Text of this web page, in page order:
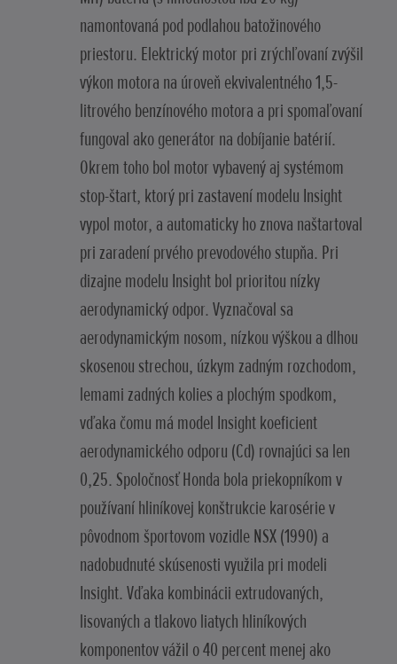
namontovaná pod podlahou batožinového
priestoru. Elektrický motor pri zrýchľovaní zvýšil
výkon motora na úroveň ekvivalentného 1,5-
litrového benzínového motora a pri spomaľovaní
fungoval ako generátor na dobíjanie batérií.
Okrem toho bol motor vybavený aj systémom
stop-štart, ktorý pri zastavení modelu Insight
vypol motor, a automaticky ho znova naštartoval
pri zaradení prvého prevodového stupňa. Pri
dizajne modelu Insight bol prioritou nízky
aerodynamický odpor. Vyznačoval sa
aerodynamickým nosom, nízkou výškou a dlhou
skosenou strechou, úzkym zadným rozchodom,
lemami zadných kolies a plochým spodkom,
vďaka čomu má model Insight koeficient
aerodynamického odporu (Cd) rovnajúci sa len
0,25. Spoločnosť Honda bola priekopníkom v
používaní hliníkovej konštrukcie karosérie v
pôvodnom športovom vozidle NSX (1990) a
nadobudnuté skúsenosti využila pri modeli
Insight. Vďaka kombinácii extrudovaných,
lisovaných a tlakovo liatych hliníkových
komponentov vážil o 40 percent menej ako